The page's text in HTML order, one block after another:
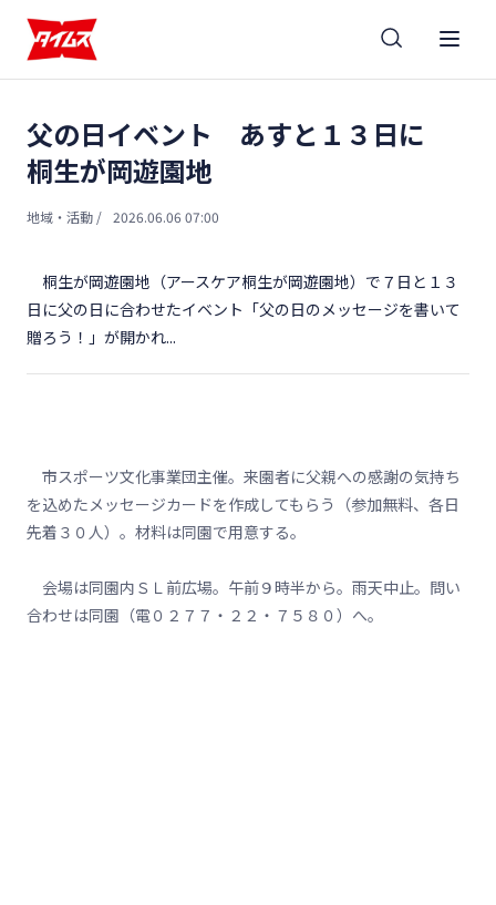
父の日イベント あすと１３日に
桐生が岡遊園地
地域・活動 / 2026.06.06 07:00
桐生が岡遊園地（アースケア桐生が岡遊園地）で７日と１３
日に父の日に合わせたイベント「父の日のメッセージを書いて
贈ろう！」が開かれ...
市スポーツ文化事業団主催。来園者に父親への感謝の気持ち
を込めたメッセージカードを作成してもらう（参加無料、各日
先着３０人）。材料は同園で用意する。
会場は同園内ＳＬ前広場。午前９時半から。雨天中止。問い
合わせは同園（電０２７７・２２・７５８０）へ。